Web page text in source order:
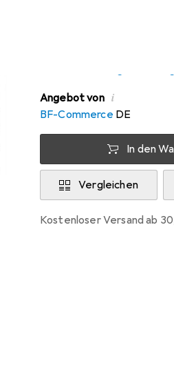
Angebot von i
BF-Commerce DE
In den
Vergleichen
Kostenloser Versand ab